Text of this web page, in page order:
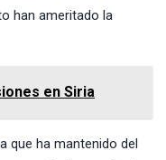
han ameritado la
en Siria
que ha mantenido del